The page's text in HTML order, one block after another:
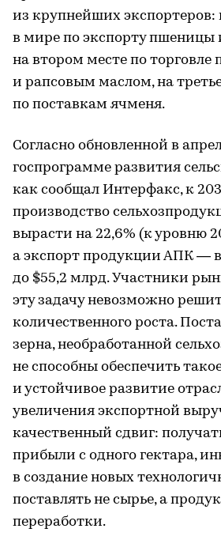
из крупнейших экспортеров:
в мире по экспорту пшеницы
на втором месте по торговле
и рапсовым маслом, на
по поставкам ячменя.
Согласно обновленной в
госпрограмме развития
как сообщал Интерфакс, к
производство
вырасти на 22,6% (к уровню
а экспорт продукции АПК — в
до $55,2 млрд. Участники
эту задачу невозможно
количественного роста.
зерна, необработанной
не способны обеспечить
и устойчивое развитие
увеличения экспортной
качественный сдвиг:
прибыли с одного гектара,
в создание новых
поставлять не сырье, а
переработки.